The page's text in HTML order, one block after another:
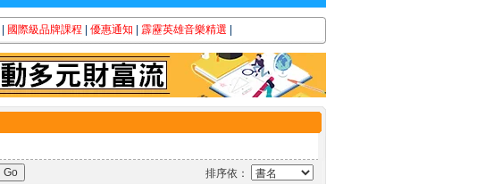
國際級品牌課程 優惠通知 霹靂英雄音樂精選
排序依：